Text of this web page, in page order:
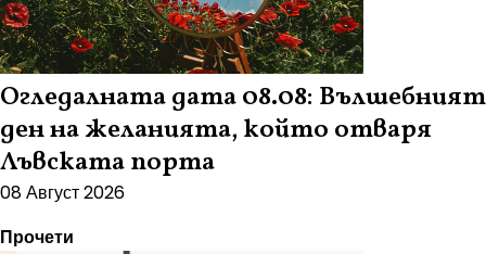
Огледалната дата 08.08: Вълшебният
ден на желанията, който отваря
Лъвската порта
08 Август 2026
Прочети